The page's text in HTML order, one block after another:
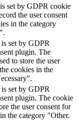
set by GDPR cookie
the user consent
in the category
set by GDPR
plugin. The
to store the user
cookies in the
set by GDPR
plugin. The cookie
the user consent for
the category "Other.